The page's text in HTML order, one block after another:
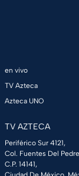
en vivo
TV Azteca
Azteca UNO
TV AZTECA
Periférico Sur 4121,
Col. Fuentes Del
C.P. 14141,